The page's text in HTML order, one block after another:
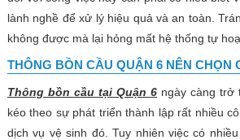
lành nghề để xử lý hiệu quả và an toàn.
không được mà lại hỏng mất hệ thống tự
THÔNG BỒN CẦU QUẬN 6 NÊN CHỌN
Thông bồn cầu tại Quận 6ngày càng trở
kéo theo sự phát triển thành lập rất nhiều
dịch vụ vệ sinh đó. Tuy nhiên việc có